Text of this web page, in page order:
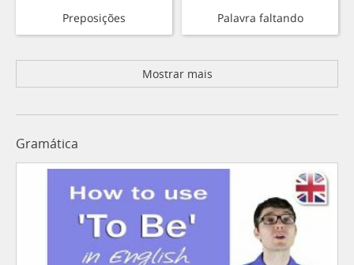
Preposições Palavra faltando
Mostrar mais
Gramática